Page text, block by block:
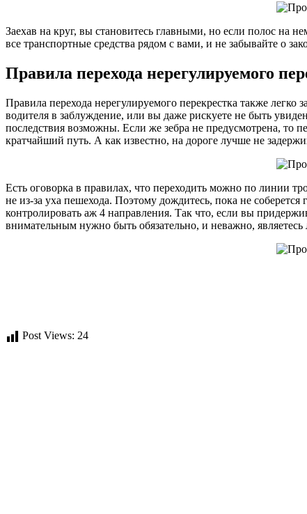
Заехав на круг, вы становитесь главными, но если полос на
все транспортные средства рядом с вами, и не забывайте о
Правила перехода нерегулируемого
Правила перехода нерегулируемого перекрестка также
водителя в заблуждение, или вы даже рискуете не быть
последствия возможны. Если же зебра не предусмотрена, то
кратчайший путь. А как известно, на дороге лучше не
Есть оговорка в правилах, что переходить можно по линии
не из-за уха пешехода. Поэтому дождитесь, пока не
контролировать аж 4 направления. Так что, если вы
внимательным нужно быть обязательно, и неважно,
Post Views: 24